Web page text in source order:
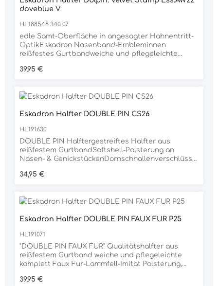
doveblue V
HL188548.340.07
edle Samt-Oberfläche in angesagter Hahnentritt-
OptikEskadron Nasenband-Embleminnen
reißfestes Gurtbandweiche und pflegeleichte
BackenstückenDornschnallenverschlüsse
taupe/matt Metallbeschläge
Regulärer Preis:
39,95 €
Eskadron Halfter DOUBLE PIN CS26
HL191630
DOUBLE PIN Halftergestreiftes Halfter aus
reißfestem GurtbandSoftshell-Polsterung an
Nasen- & GenickstückenDornschnallenverschlüsse,
Kinnbereichsilberne MetallbeschlägeSchriftzug
Regulärer Preis:
34,95 €
Eskadron Halfter DOUBLE PIN FAUX FUR P25
HL191071
"DOUBLE PIN FAUX FUR" Qualitätshalfter aus
reißfestem Gurtband weiche und pflegeleichte
komplett Faux Fur-Lammfell-Imitat Polsterung,
Genickstücken Dornschnallenverschlüsse zum
Regulärer Preis:
39,95 €